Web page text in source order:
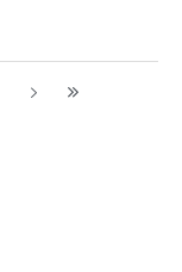
A H